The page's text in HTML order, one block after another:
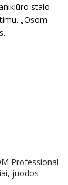
stalo
„Osom
Professional
juodos